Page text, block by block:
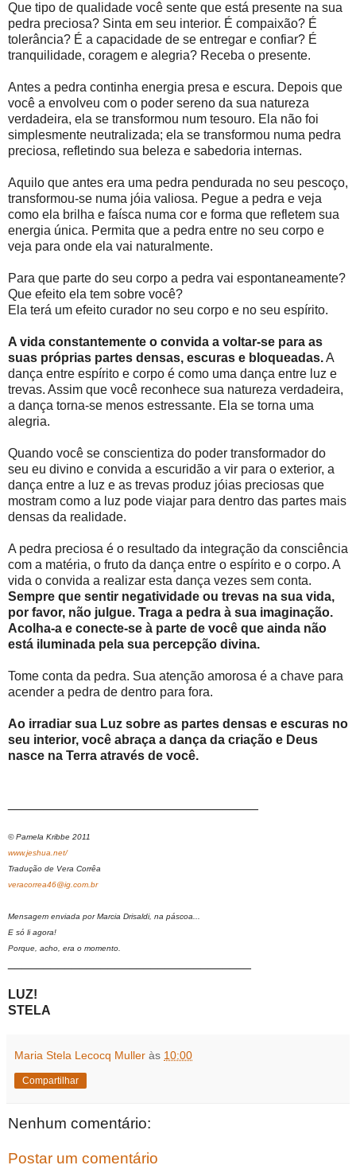
Que tipo de qualidade você sente que está presente na sua
pedra preciosa? Sinta em seu interior. É compaixão? É
tolerância? É a capacidade de se entregar e confiar? É
tranquilidade, coragem e alegria? Receba o presente.
Antes a pedra continha energia presa e escura. Depois que
você a envolveu com o poder sereno da sua natureza
verdadeira, ela se transformou num tesouro. Ela não foi
simplesmente neutralizada; ela se transformou numa pedra
preciosa, refletindo sua beleza e sabedoria internas.
Aquilo que antes era uma pedra pendurada no seu pescoço,
transformou-se numa jóia valiosa. Pegue a pedra e veja
como ela brilha e faísca numa cor e forma que refletem sua
energia única. Permita que a pedra entre no seu corpo e
veja para onde ela vai naturalmente.
Para que parte do seu corpo a pedra vai espontaneamente?
Que efeito ela tem sobre você?
Ela terá um efeito curador no seu corpo e no seu espírito.
A vida constantemente o convida a voltar-se para as
suas próprias partes densas, escuras e bloqueadas.A
dança entre espírito e corpo é como uma dança entre luz e
trevas. Assim que você reconhece sua natureza verdadeira,
a dança torna-se menos estressante. Ela se torna uma
alegria.
Quando você se conscientiza do poder transformador do
seu eu divino e convida a escuridão a vir para o exterior, a
dança entre a luz e as trevas produz jóias preciosas que
mostram como a luz pode viajar para dentro das partes mais
densas da realidade.
A pedra preciosa é o resultado da integração da consciência
com a matéria, o fruto da dança entre o espírito e o corpo. A
vida o convida a realizar esta dança vezes sem conta.
Sempre que sentir negatividade ou trevas na sua vida,
por favor, não julgue. Traga a pedra à sua imaginação.
Acolha-a e conecte-se à parte de você que ainda não
está iluminada pela sua percepção divina.
Tome conta da pedra. Sua atenção amorosa é a chave para
acender a pedra de dentro para fora.
Ao irradiar sua Luz sobre as partes densas e escuras no
seu interior, você abraça a dança da criação e Deus
nasce na Terra através de você.
© Pamela Kribbe 2011
www.jeshua.net/
Tradução de Vera Corrêa
veracorrea46@ig.com.br
Mensagem enviada por Marcia Drisaldi, na páscoa...
E só li agora!
Porque, acho, era o momento.
LUZ!
STELA
Maria Stela Lecocq Muller às 10:00
Compartilhar
Nenhum comentário:
Postar um comentário